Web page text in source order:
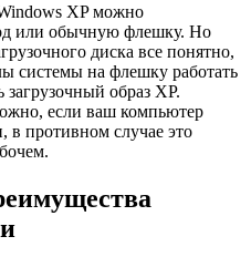
XP можно
или обычную флешку. Но
диска все понятно,
системы на флешку работать
загрузочный образ XP.
если ваш компьютер
в противном случае это